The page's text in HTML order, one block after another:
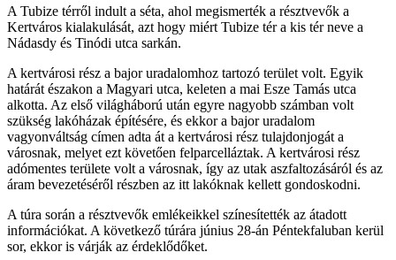
A Tubize térről indult a séta, ahol megismerték a résztvevők a
Kertváros kialakulását, azt hogy miért Tubize tér a kis tér neve a
Nádasdy és Tinódi utca sarkán.
A kertvárosi rész a bajor uradalomhoz tartozó terület volt. Egyik
határát északon a Magyari utca, keleten a mai Esze Tamás utca
alkotta. Az első világháború után egyre nagyobb számban volt
szükség lakóházak építésére, és ekkor a bajor uradalom
vagyonváltság címen adta át a kertvárosi rész tulajdonjogát a
városnak, melyet ezt követően felparcelláztak. A kertvárosi rész
adómentes területe volt a városnak, így az utak aszfaltozásáról és az
áram bevezetéséről részben az itt lakóknak kellett gondoskodni.
A túra során a résztvevők emlékeikkel színesítették az átadott
információkat. A következő túrára június 28-án Péntekfaluban kerül
sor, ekkor is várják az érdeklődőket.